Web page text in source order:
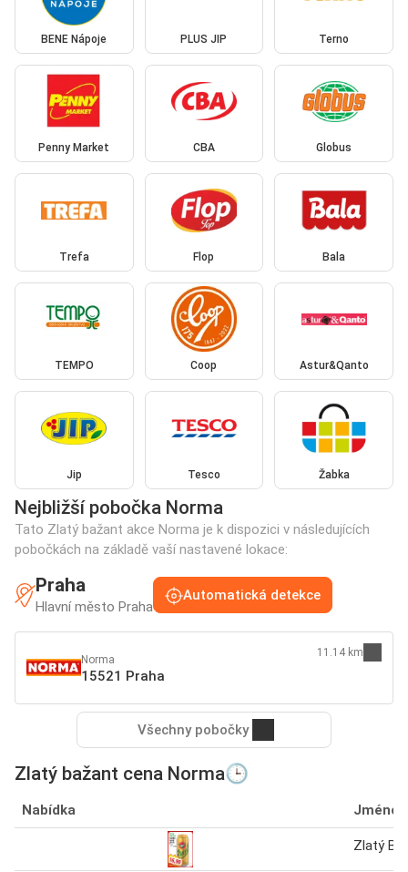
BENE Nápoje PLUS JIP Terno
Penny Market CBA Globus
Trefa Flop Bala
TEMPO Coop Astur&Qanto
Jip Tesco Žabka
Nejbližší pobočka Norma
Tato Zlatý bažant akce Norma je k dispozici v následujících
pobočkách na základě vaší nastavené lokace:
Praha
Hlavní město Praha
Automatická detekce
Norma
15521 Praha
11.14 km
Všechny pobočky
Zlatý bažant cena Norma🕒
Nabídka Jméno
Zlatý